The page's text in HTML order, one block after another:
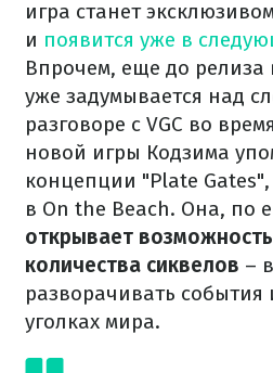
игра станет
и появится уже в
Впрочем, еще до релиза
уже задумывается над
разговоре с VGC во
новой игры Кодзима
концепции "Plate
в On the Beach. Она, по
открывает
количества сиквелов –
разворачивать
уголках мира.